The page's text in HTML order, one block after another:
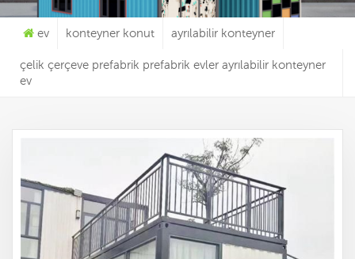
ev konteyner konut ayrılabilir konteyner
çelik çerçeve prefabrik prefabrik evler ayrılabilir konteyner
ev